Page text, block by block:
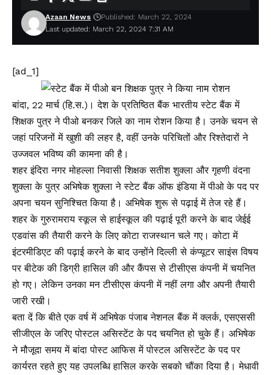
Last updated: March 22, 2024 7:31 AM
Azaan News Published: March 22, 2024
[ad_1]
बांदा, 22 मार्च (हि.स.)। देश के प्रतिष्ठित बैंक भारतीय स्टेट बैंक में
शिक्षक पुत्र ने पीओ बनकर जिले का नाम रोशन किया है। उनके चयन से
जहां परिजनों में खुशी की लहर है, वहीं उनके परिचितों और रिश्तेदारों ने
उज्जवल भविष्य की कामना की है।
शहर इंदिरा नगर मोहल्ला निवासी शिक्षक सतीश शुक्ला और गृहणी वंदना
शुक्ला के पुत्र अभिषेक शुक्ला ने स्टेट बैंक ऑफ इंडिया में पीओ के पद पर
अपना चयन सुनिश्चित किया है। अभिषेक शुरू से पढ़ाई में तेज रहे हैं।
शहर के गुरुरामराय स्कूल से हाईस्कूल की पढ़ाई पूरी करने के बाद जेईई
एडवांस की तैयारी करने के लिए कोटा राजस्थान चले गए। कोटा में
इंटरमीडिएट की पढ़ाई करने के बाद उन्होंने दिल्ली से कंप्यूटर साइंस विषय
पर बीटेक की डिग्री हासिल की और कैंपस से टीसीएस कंपनी में चयनित
हो गए। लेकिन उनका मन टीसीएस कंपनी में नहीं लगा और अपनी तैयारी
जारी रखी।
बता दें कि बीते एक वर्ष में अभिषेक पंजाब नेशनल बैंक में क्लर्क, एसएससी
सीजीएल के जरिए पोस्टल असिस्टेंट के पद चयनित हो चुके हैं। अभिषेक
ने मौजूदा समय में बांदा पोस्ट आफिस में पोस्टल असिस्टेंट के पद पर
कार्यरत रहते हुए यह उपलब्धि हासिल करके सबको चौंका दिया है। मेधावी